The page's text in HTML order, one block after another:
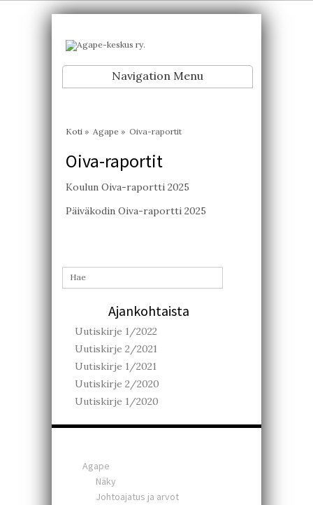
Navigation Menu
Koti » Agape » Oiva-raportit
Oiva-raportit
Koulun Oiva-raportti 2025
Päiväkodin Oiva-raportti 2025
Ajankohtaista
Uutiskirje 1/2022
Uutiskirje 2/2021
Uutiskirje 1/2021
Uutiskirje 2/2020
Uutiskirje 1/2020
Agape
Näky
Johtoajatus ja arvot